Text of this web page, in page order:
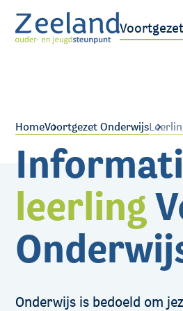
HomeVoortgezet Onderwijs
leerling
Onderwijs is bedoeld om